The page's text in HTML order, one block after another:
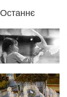
Останнє